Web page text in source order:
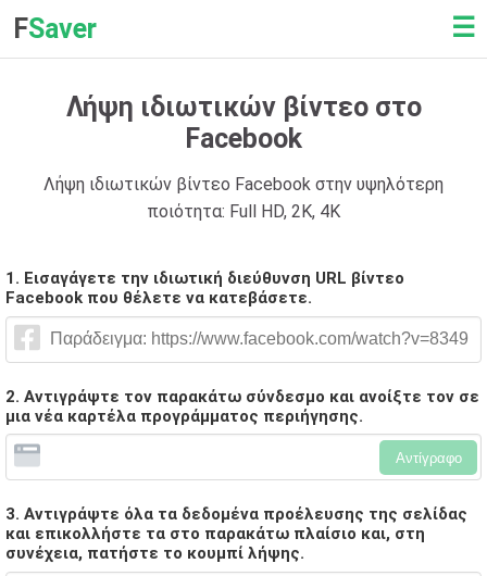
FSaver ☰
Λήψη ιδιωτικών βίντεο στο
Facebook
Λήψη ιδιωτικών βίντεο Facebook στην υψηλότερη
ποιότητα: Full HD, 2K, 4K
1. Εισαγάγετε την ιδιωτική διεύθυνση URL βίντεο
Facebook που θέλετε να κατεβάσετε.
2. Αντιγράψτε τον παρακάτω σύνδεσμο και ανοίξτε τον σε
μια νέα καρτέλα προγράμματος περιήγησης.
Αντίγραφο
3. Αντιγράψτε όλα τα δεδομένα προέλευσης της σελίδας
και επικολλήστε τα στο παρακάτω πλαίσιο και, στη
συνέχεια, πατήστε το κουμπί λήψης.